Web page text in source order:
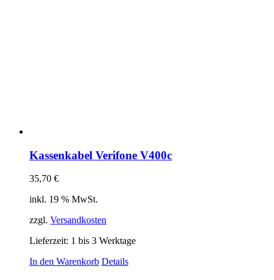
Kassenkabel Verifone V400c
35,70 €
inkl. 19 % MwSt.
zzgl. Versandkosten
Lieferzeit: 1 bis 3 Werktage
In den Warenkorb Details